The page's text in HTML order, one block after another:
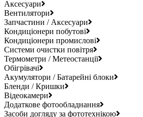
Аксесуари
Вентилятори
Запчастини / Аксесуари
Кондиціонери побутові
Кондиціонери промислові
Системи очистки повітря
Термометри / Метеостанції
Обігрівачі
Акумулятори / Батарейні блоки
Бленди / Кришки
Відеокамери
Додаткове фотообладнання
Засоби догляду за фототехнікою